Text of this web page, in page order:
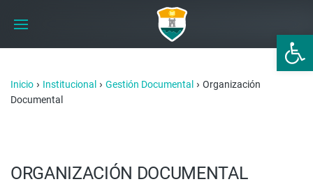
Abrir
Inicio › Institucional › Gestión Documental › Organización
Documental
ORGANIZACIÓN DOCUMENTAL